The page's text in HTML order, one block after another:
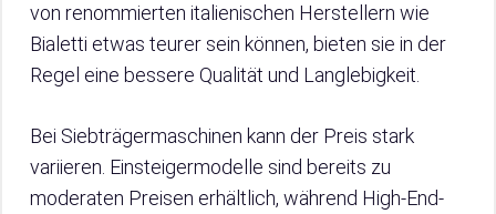
von renommierten italienischen Herstellern wie
Bialetti etwas teurer sein können, bieten sie in der
Regel eine bessere Qualität und Langlebigkeit.
Bei Siebträgermaschinen kann der Preis stark
variieren. Einsteigermodelle sind bereits zu
moderaten Preisen erhältlich, während High-End-